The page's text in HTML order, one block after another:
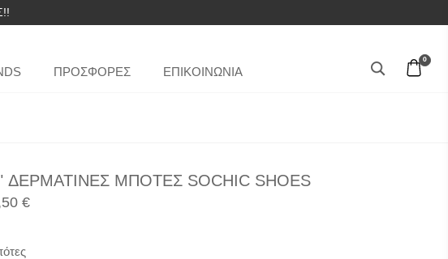
ΠΡΟΣΦΟΡΕΣ ΕΠΙΚΟΙΝΩΝΙΑ
0
ΔΕΡΜΑΤΙΝΕΣ ΜΠΟΤΕΣ SOCHIC SHOES
€